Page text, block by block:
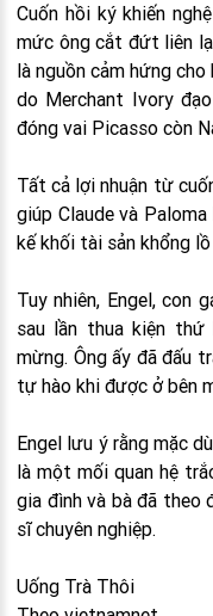
Cuốn hồi ký khiến
mức ông cắt đứt liên
là nguồn cảm hứng
do Merchant Ivory
đóng vai Picasso còn
Tất cả lợi nhuận từ
giúp Claude và
kế khối tài sản khổng
Tuy nhiên, Engel, con
sau lần thua kiện
mừng. Ông ấy đã đấu
tự hào khi được ở bên
Engel lưu ý rằng mặc
là một mối quan hệ
gia đình và bà đã
sĩ chuyên nghiệp.
Uống Trà Thôi